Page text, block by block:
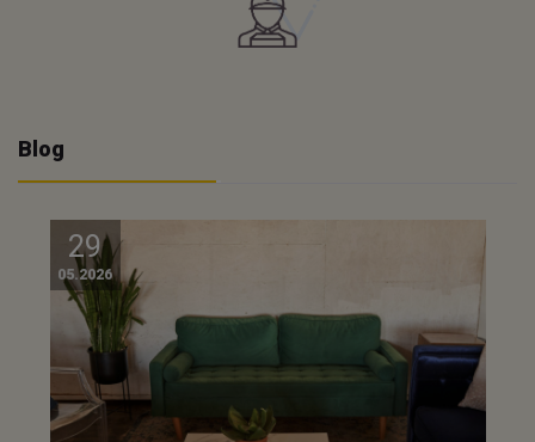
Blog
29
05.2026